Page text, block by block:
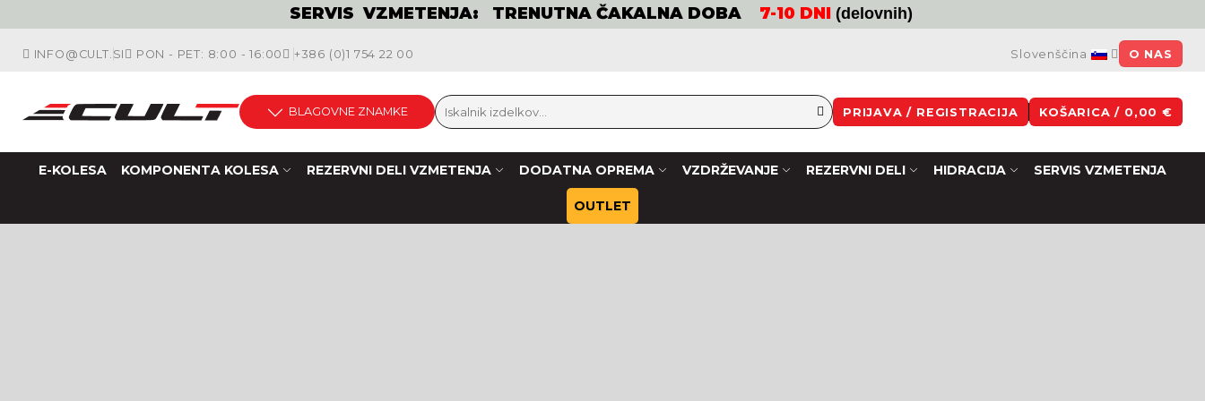
SERVIS VZMETENJA: TRENUTNA ČAKALNA DOBA 7-10 DNI (delovnih)
INFO@CULT.SI PON - PET: 8:00 - 16:00 +386 (0)1 754 22 00 Slovenščina O NAS
BLAGOVNE ZNAMKE PRIJAVA / REGISTRACIJA KOŠARICA / 0,00 €
E-KOLESA KOMPONENTA KOLESA REZERVNI DELI VZMETENJA DODATNA OPREMA VZDRŽEVANJE REZERVNI DELI HIDRACIJA SERVIS VZMETENJA
OUTLET